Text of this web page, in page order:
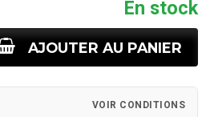
En stock
AJOUTER AU PANIER
VOIR CONDITIONS